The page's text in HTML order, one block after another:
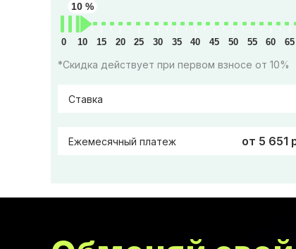
10 %
0 10 15 20 25 30 35 40 45 50 55 60 65
*Скидка действует при первом взносе от 10%
Ставка
Ежемесячный платеж от 5 651